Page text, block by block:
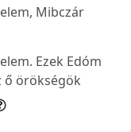
Mibczár
Ezek Edóm
ő örökségök